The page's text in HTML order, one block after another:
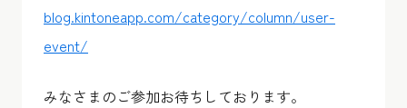
blog.kintoneapp.com/category/column/user-
event/
みなさまのご参加お待ちしております。